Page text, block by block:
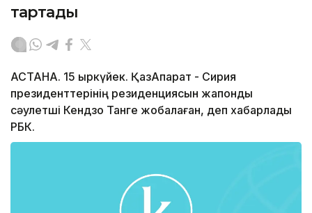
тартады
АСТАНА. 15 қыркүйек. ҚазАқпарат - Сирия
президенттерінің резиденциясын жапондық
сәулетші Кендзо Танге жобалаған, деп хабарлады
РБК.